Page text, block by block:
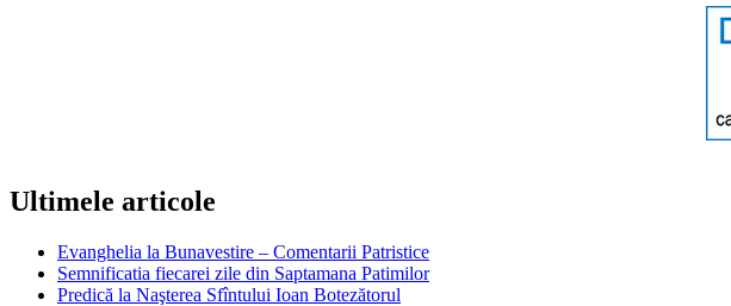
Ultimele articole
Evanghelia la Bunavestire – Comentarii Patristice
Semnificatia fiecarei zile din Saptamana Patimilor
Predică la Naşterea Sfîntului Ioan Botezătorul